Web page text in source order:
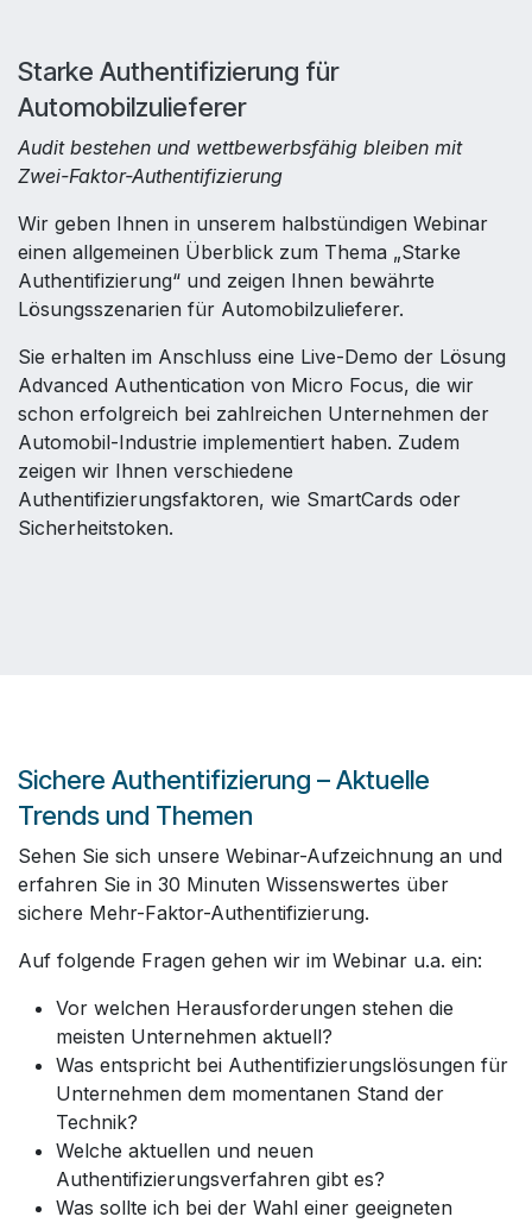
Starke Authentifizierung für
Automobilzulieferer
Audit bestehen und wettbewerbsfähig bleiben mit
Zwei-Faktor-Authentifizierung
Wir geben Ihnen in unserem halbstündigen Webinar
einen allgemeinen Überblick zum Thema „Starke
Authentifizierung“ und zeigen Ihnen bewährte
Lösungsszenarien für Automobilzulieferer.
Sie erhalten im Anschluss eine Live-Demo der Lösung
Advanced Authentication von Micro Focus, die wir
schon erfolgreich bei zahlreichen Unternehmen der
Automobil-Industrie implementiert haben. Zudem
zeigen wir Ihnen verschiedene
Authentifizierungsfaktoren, wie SmartCards oder
Sicherheitstoken.
Sichere Authentifizierung – Aktuelle
Trends und Themen
Sehen Sie sich unsere Webinar-Aufzeichnung an und
erfahren Sie in 30 Minuten Wissenswertes über
sichere Mehr-Faktor-Authentifizierung.
Auf folgende Fragen gehen wir im Webinar u.a. ein:
Vor welchen Herausforderungen stehen die
meisten Unternehmen aktuell?
Was entspricht bei Authentifizierungslösungen für
Unternehmen dem momentanen Stand der
Technik?
Welche aktuellen und neuen
Authentifizierungsverfahren gibt es?
Was sollte ich bei der Wahl einer geeigneten